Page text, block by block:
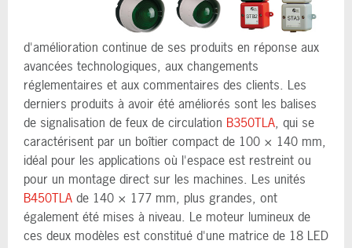
d'amélioration continue de ses produits en réponse aux
avancées technologiques, aux changements
réglementaires et aux commentaires des clients. Les
derniers produits à avoir été améliorés sont les balises
de signalisation de feux de circulation B350TLA, qui se
caractérisent par un boîtier compact de 100 × 140 mm,
idéal pour les applications où l'espace est restreint ou
pour un montage direct sur les machines. Les unités
B450TLA de 140 × 177 mm, plus grandes, ont
également été mises à niveau. Le moteur lumineux de
ces deux modèles est constitué d'une matrice de 18 LED